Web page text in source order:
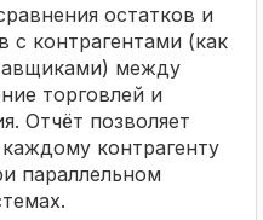
остатков и
с контрагентами (как
между
торговлей и
Отчёт позволяет
контрагенту
параллельном